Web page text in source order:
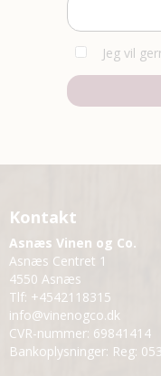
Jeg vil
Kontakt
Asnæs Vinen og Co.
Asnæs Centret 1
4550 Asnæs
Tlf: +4542118315
info@vinenogco.dk
CVR-nummer: 69841414
Bankoplysninger: Reg: